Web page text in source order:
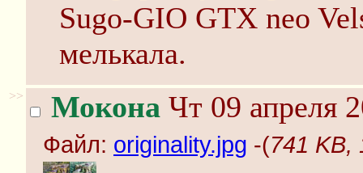
Sugo-GIO GTX neo
мелькала.
>> Мокона Чт 09 апреля
Файл: originality.jpg -(741 KB,